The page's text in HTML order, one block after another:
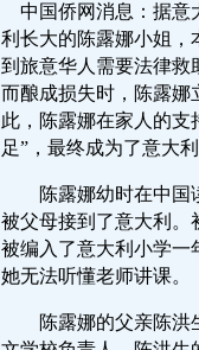
中国侨网消息：据意
利长大的陈露娜小姐，
到旅意华人需要法律救
而酿成损失时，陈露娜
此，陈露娜在家人的支
足”，最终成为了意大
陈露娜幼时在中国读
被父母接到了意大利。
被编入了意大利小学一
她无法听懂老师讲课。
陈露娜的父亲陈洪生